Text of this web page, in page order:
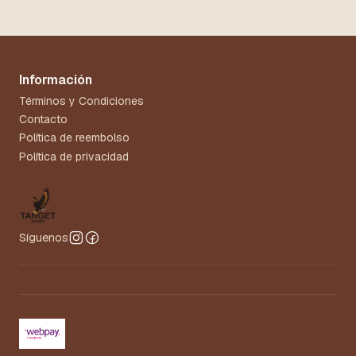
Información
Términos y Condiciones
Contacto
Política de reembolso
Política de privacidad
Síguenos